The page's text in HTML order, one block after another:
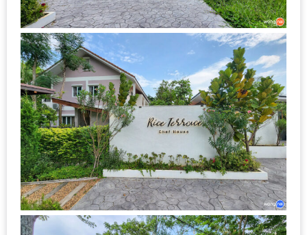
พลาด
สำหรับ
ฤดู
หนาว
นี้
กับ
PING
FAI
FESTIVAL
2
–
ช็อป